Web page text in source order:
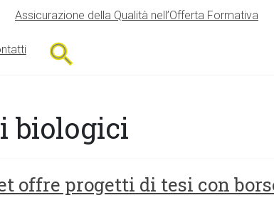
Assicurazione della Qualità nell’Offerta Formativa
biologici
offre progetti di tesi con